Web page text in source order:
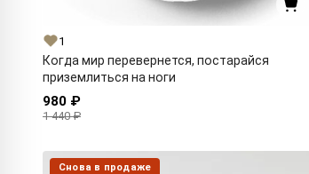
1
Когда мир перевернется, постарайся
приземлиться на ноги
980 ₽
1 440 ₽
Снова в продаже